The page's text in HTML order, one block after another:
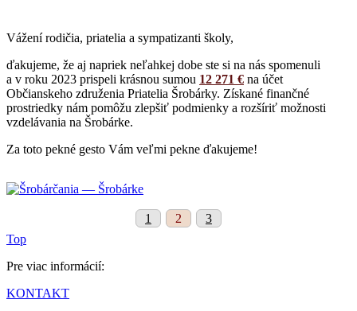
Vážení rodičia, priatelia a sympatizanti školy,
ďakujeme, že aj napriek neľahkej dobe ste si na nás spomenuli
a v roku 2023 prispeli krásnou sumou 12 271 € na účet
Občianskeho združenia Priatelia Šrobárky. Získané finančné
prostriedky nám pomôžu zlepšiť podmienky a rozšíriť možnosti
vzdelávania na Šrobárke.
Za toto pekné gesto Vám veľmi pekne ďakujeme!
1 2
3
Top
Pre viac informácií:
KONTAKT